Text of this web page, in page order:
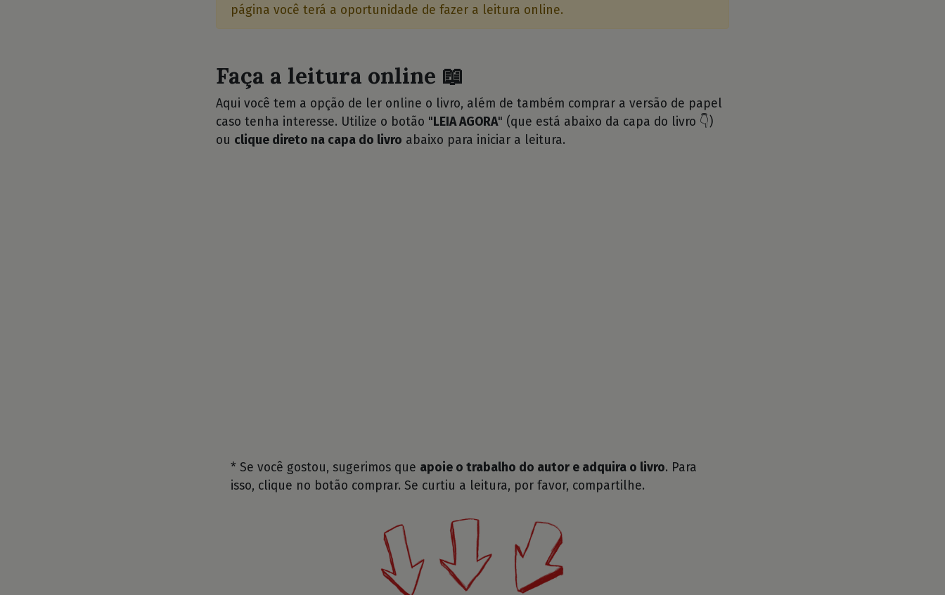
página você terá a oportunidade de fazer a leitura online.
Faça a leitura online 📖
Aqui você tem a opção de ler online o livro, além de também comprar a versão de papel
caso tenha interesse. Utilize o botão " LEIA AGORA" (que está abaixo da capa do livro 👇)
ou clique direto na capa do livro abaixo para iniciar a leitura.
* Se você gostou, sugerimos que apoie o trabalho do autor e adquira o livro. Para
isso, clique no botão comprar. Se curtiu a leitura, por favor, compartilhe.